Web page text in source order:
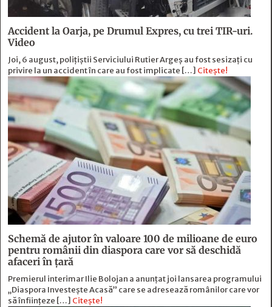
Accident la Oarja, pe Drumul Expres, cu trei TIR-uri.
Video
Joi, 6 august, polițiștii Serviciului Rutier Argeș au fost sesizați cu
privire la un accident în care au fost implicate […] Citește!
Schemă de ajutor în valoare 100 de milioane de euro
pentru românii din diaspora care vor să deschidă
afaceri în țară
Premierul interimar Ilie Bolojan a anunțat joi lansarea programului
„Diaspora Investește Acasă” care se adresează românilor care vor
să înființeze […] Citește!